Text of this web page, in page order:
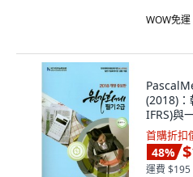
WOW免運
(2018)
IFRS)與
首購折扣
48%
運費 $195